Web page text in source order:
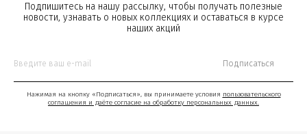
Подпишитесь на нашу рассылку, чтобы получать полезные
новости, узнавать о новых коллекциях и оставаться в курсе
наших акций
Подписаться
Нажимая на кнопку «Подписаться», вы принимаете условия пользовательского
соглашения и даёте согласие на обработку персональных данных.